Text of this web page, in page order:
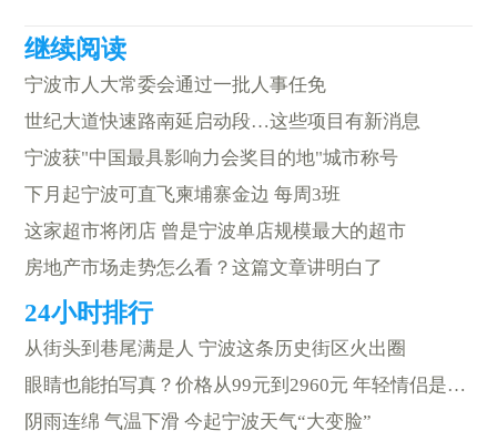
宁波市人大常委会通过一批人事任免
世纪大道快速路南延启动段…这些项目有新消息
宁波获"中国最具影响力会奖目的地"城市称号
下月起宁波可直飞柬埔寨金边 每周3班
这家超市将闭店 曾是宁波单店规模最大的超市
房地产市场走势怎么看？这篇文章讲明白了
从街头到巷尾满是人 宁波这条历史街区火出圈
眼睛也能拍写真？价格从99元到2960元 年轻情侣是消费主力
阴雨连绵 气温下滑 今起宁波天气“大变脸”